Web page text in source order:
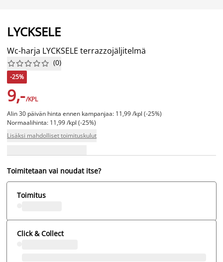
LYCKSELE
Wc-harja LYCKSELE terrazzojäljitelmä





 (0)
-25%
9,-/KPL
Alin 30 päivän hinta ennen kampanjaa: 11,99 /kpl (-25%)
Normaalihinta: 11,99 /kpl (-25%)
Lisäksi mahdolliset toimituskulut
Toimitetaan vai noudat itse?
Toimitus
Click & Collect